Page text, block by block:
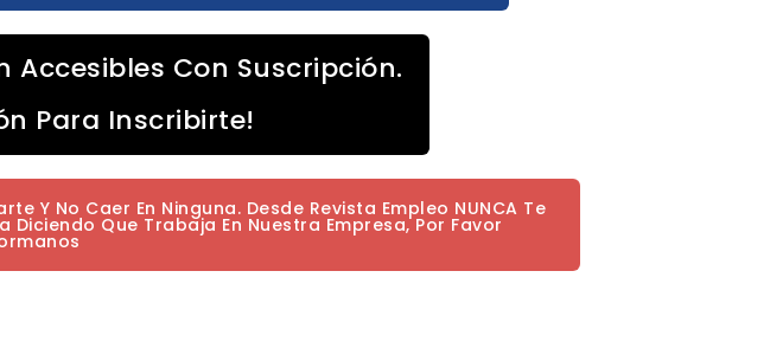
Accesibles Con Suscripción.
Para Inscribirte!
Y No Caer En Ninguna. Desde Revista Empleo NUNCA Te
Que Trabaja En Nuestra Empresa, Por Favor